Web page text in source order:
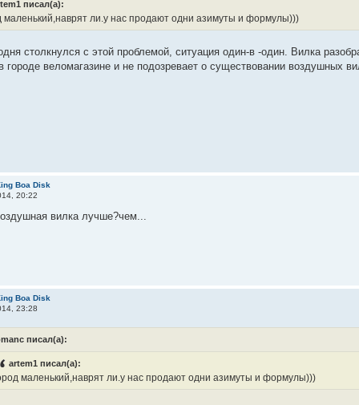
писал(а):
маленький,наврят ли.у нас продают одни азимуты и формулы)))
столкнулся с этой проблемой, ситуация один-в -один. Вилка
городе веломагазине и не подозревает о существовании воздушных
Boa Disk
20:22
вилка лучше?чем...
Boa Disk
23:28
писал(а):
artem1 писал(а):
маленький,наврят ли.у нас продают одни азимуты и формулы)))